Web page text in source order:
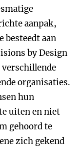
aanpak,
besteedt aan
by Design
verschillende
organisaties.
hun
uiten en niet
gehoord te
zich gekend